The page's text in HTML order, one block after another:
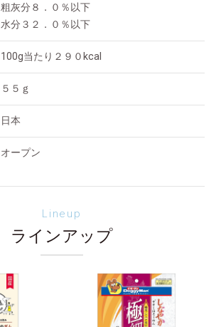
粗灰分８．０％以下
水分３２．０％以下
100g当たり２９０kcal
５５ｇ
日本
オープン
Lineup
ラインアップ